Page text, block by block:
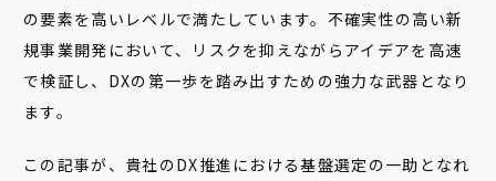
の要素を高いレベルで満たしています。不確実性の高い新
規事業開発において、リスクを抑えながらアイデアを高速
で検証し、DXの第一歩を踏み出すための強力な武器となり
ます。
この記事が、貴社のDX推進における基盤選定の一助となれ